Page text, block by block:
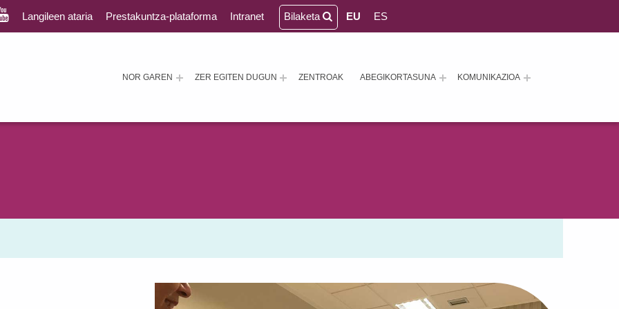
NOR GAREN ZER EGITEN DUGUN ZENTROAK ABEGIKORTASUNA KOMUNIKAZIOA
Langileen ataria Prestakuntza-plataforma Intranet Bilaketa EU ES